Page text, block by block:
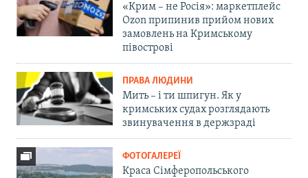
«Крим – не Росія»: маркетплейс
Ozon припинив прийом нових
замовлень на Кримському
півострові
ПРАВА ЛЮДИНИ
Мить – і ти шпигун. Як у
кримських судах розглядають
звинувачення в держзраді
ФОТОГАЛЕРЕЇ
Краса Сімферопольського